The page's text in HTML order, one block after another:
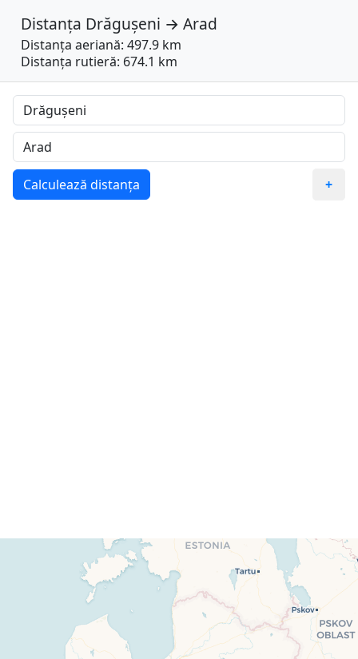
Distanța Drăgușeni → Arad
Distanța aeriană: 497.9 km
Distanța rutieră: 674.1 km
Calculează distanța +